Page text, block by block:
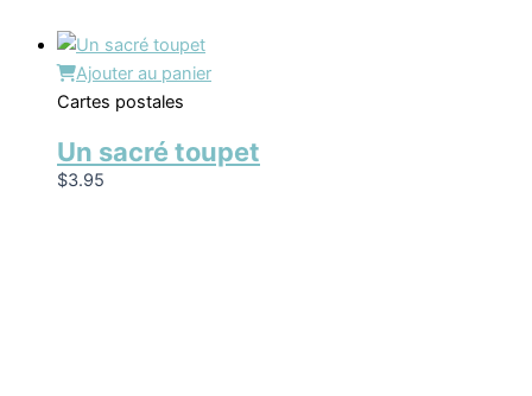
Ajouter au panier
Cartes postales
Un sacré toupet
$3.95